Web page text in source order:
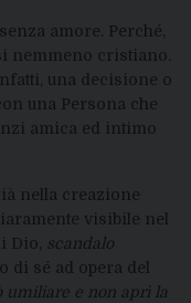
amore. Perché,
nemmeno cristiano.
una decisione o
una Persona che
amica ed intimo
nella creazione
visibile nel
Dio, scandalo
di sé ad opera del
umiliare e non aprì la